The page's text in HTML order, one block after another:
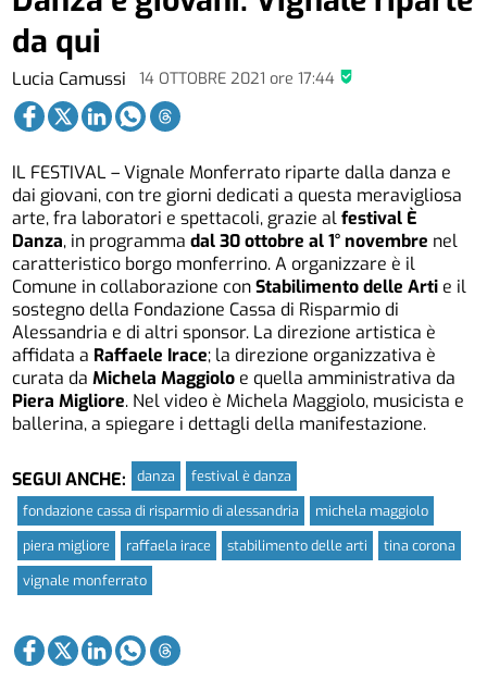
Lucia Camussi 14 OTTOBRE 2021ore 17:44
da qui
IL FESTIVAL – Vignale Monferrato riparte dalla danza e
dai giovani, con tre giorni dedicati a questa meravigliosa
arte, fra laboratori e spettacoli, grazie alfestival È
Danza, in programmadal 30 ottobre al 1° novembre nel
caratteristico borgo monferrino. A organizzare è il
Comune in collaborazione conStabilimento delle Arti e il
sostegno della Fondazione Cassa di Risparmio di
Alessandria e di altri sponsor. La direzione artistica è
affidata a Raffaele Irace; la direzione organizzativa è
curata daMichela Maggiolo e quella amministrativa da
Piera Migliore. Nel video è Michela Maggiolo, musicista e
ballerina, a spiegare i dettagli della manifestazione.
SEGUI ANCHE: danza
festival è danza
fondazione cassa di risparmio di alessandria
michela maggiolo
piera migliore
raffaela irace stabilimento delle arti
tina corona
vignale monferrato